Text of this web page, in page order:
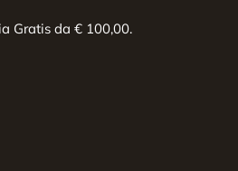
Gratis da € 100,00.